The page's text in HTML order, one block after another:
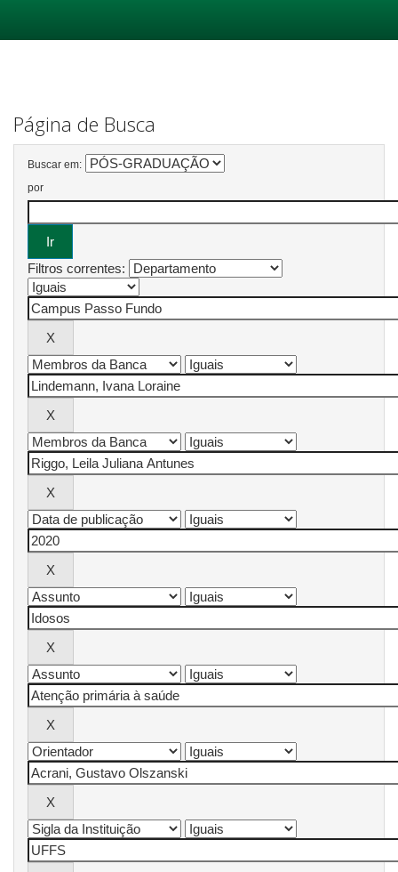
Página de Busca
Buscar em:
por
Filtros correntes: